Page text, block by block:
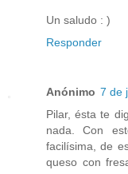
Un saludo : )
Responder
Anónimo 7 de
Pilar, ésta te
nada. Con
facilísima, de
queso con